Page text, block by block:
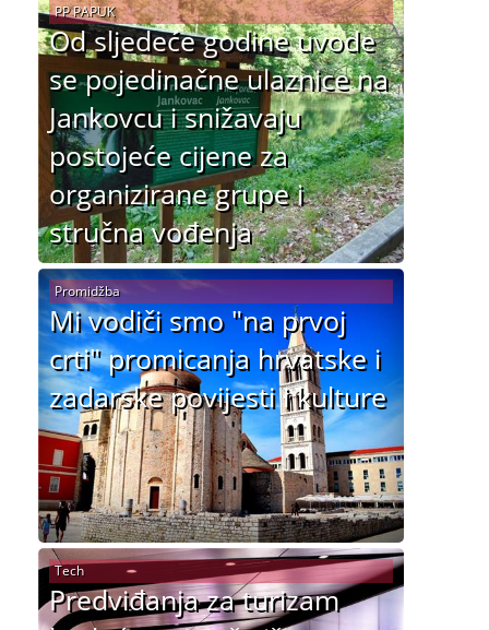
Od sljedeće godine uvode
se pojedinačne ulaznice na
Jankovcu i snižavaju
postojeće cijene za
organizirane grupe i
stručna vođenja
PP PAPUK
Mi vodiči smo "na prvoj
crti" promicanja hrvatske i
zadarske povijesti i kulture
Promidžba
Predviđanja za turizam
Tech